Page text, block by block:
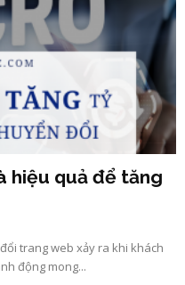
hiệu quả để tăng
trang web xảy ra khi khách
động mong...